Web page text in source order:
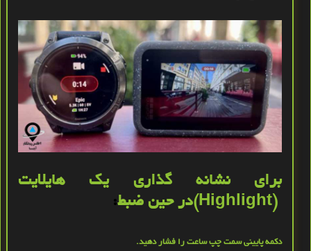
برای نشانه‌ گذاری یک هایلایت
(Highlight)در حین ضبط:
دکمه پایینی سمت چپ ساعت را فشار دهید.